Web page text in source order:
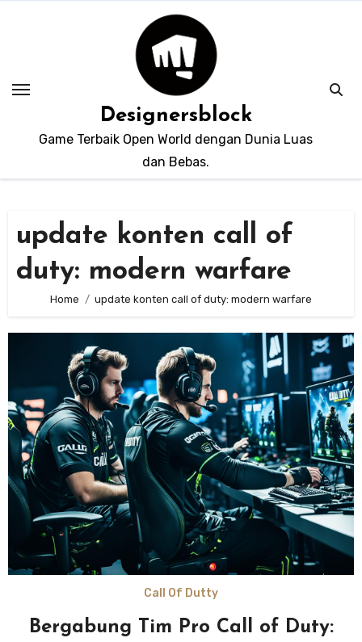
Designersblock
Game Terbaik Open World dengan Dunia Luas
dan Bebas.
update konten call of
duty: modern warfare
Home update konten call of duty: modern warfare
Call Of Dutty
Bergabung Tim Pro Call of Duty: